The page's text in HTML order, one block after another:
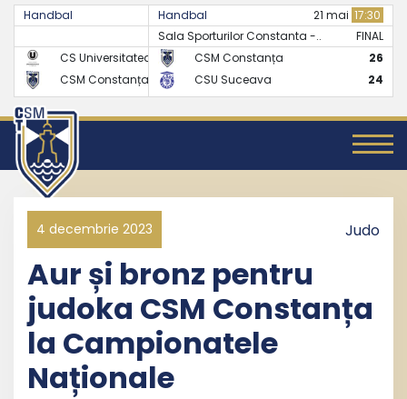
Handbal 07 mai
FINAL
CS Universitatea Cluj
24
CSM Constanța
27
Handbal 21 mai 17:30
Sala Sporturilor Constanta -..
FINAL
CSM Constanța
26
CSU Suceava
24
4 decembrie 2023 Judo
Aur și bronz pentru
judoka CSM Constanța
la Campionatele
Naționale